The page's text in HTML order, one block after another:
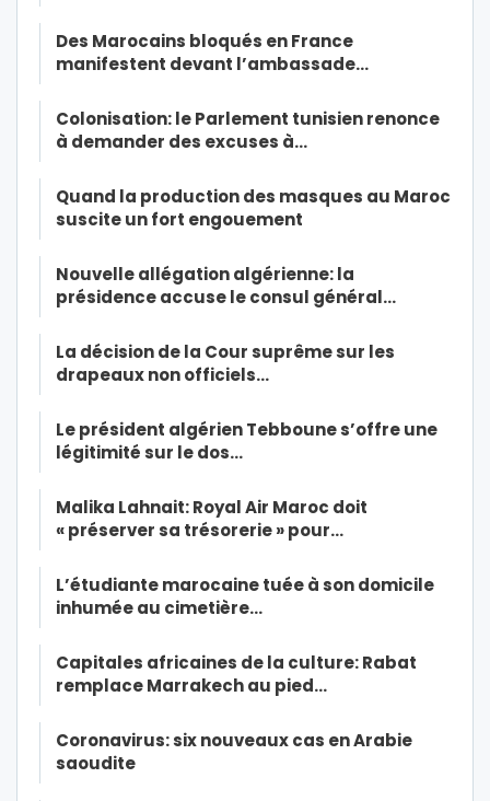
Des Marocains bloqués en France
manifestent devant l’ambassade…
Colonisation: le Parlement tunisien renonce
à demander des excuses à…
Quand la production des masques au Maroc
suscite un fort engouement
Nouvelle allégation algérienne: la
présidence accuse le consul général…
La décision de la Cour suprême sur les
drapeaux non officiels…
Le président algérien Tebboune s’offre une
légitimité sur le dos…
Malika Lahnait: Royal Air Maroc doit
« préserver sa trésorerie » pour…
L’étudiante marocaine tuée à son domicile
inhumée au cimetière…
Capitales africaines de la culture: Rabat
remplace Marrakech au pied…
Coronavirus: six nouveaux cas en Arabie
saoudite